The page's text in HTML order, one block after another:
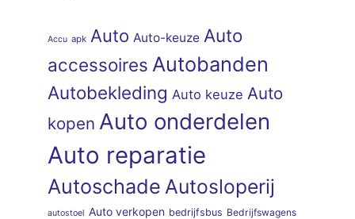
Accu apk Auto Auto-keuze Auto
accessoires Autobanden
Autobekleding Auto keuze Auto
kopen Auto onderdelen
Auto reparatie
Autoschade Autosloperij
autostoel Auto verkopen bedrijfsbus Bedrijfswagens